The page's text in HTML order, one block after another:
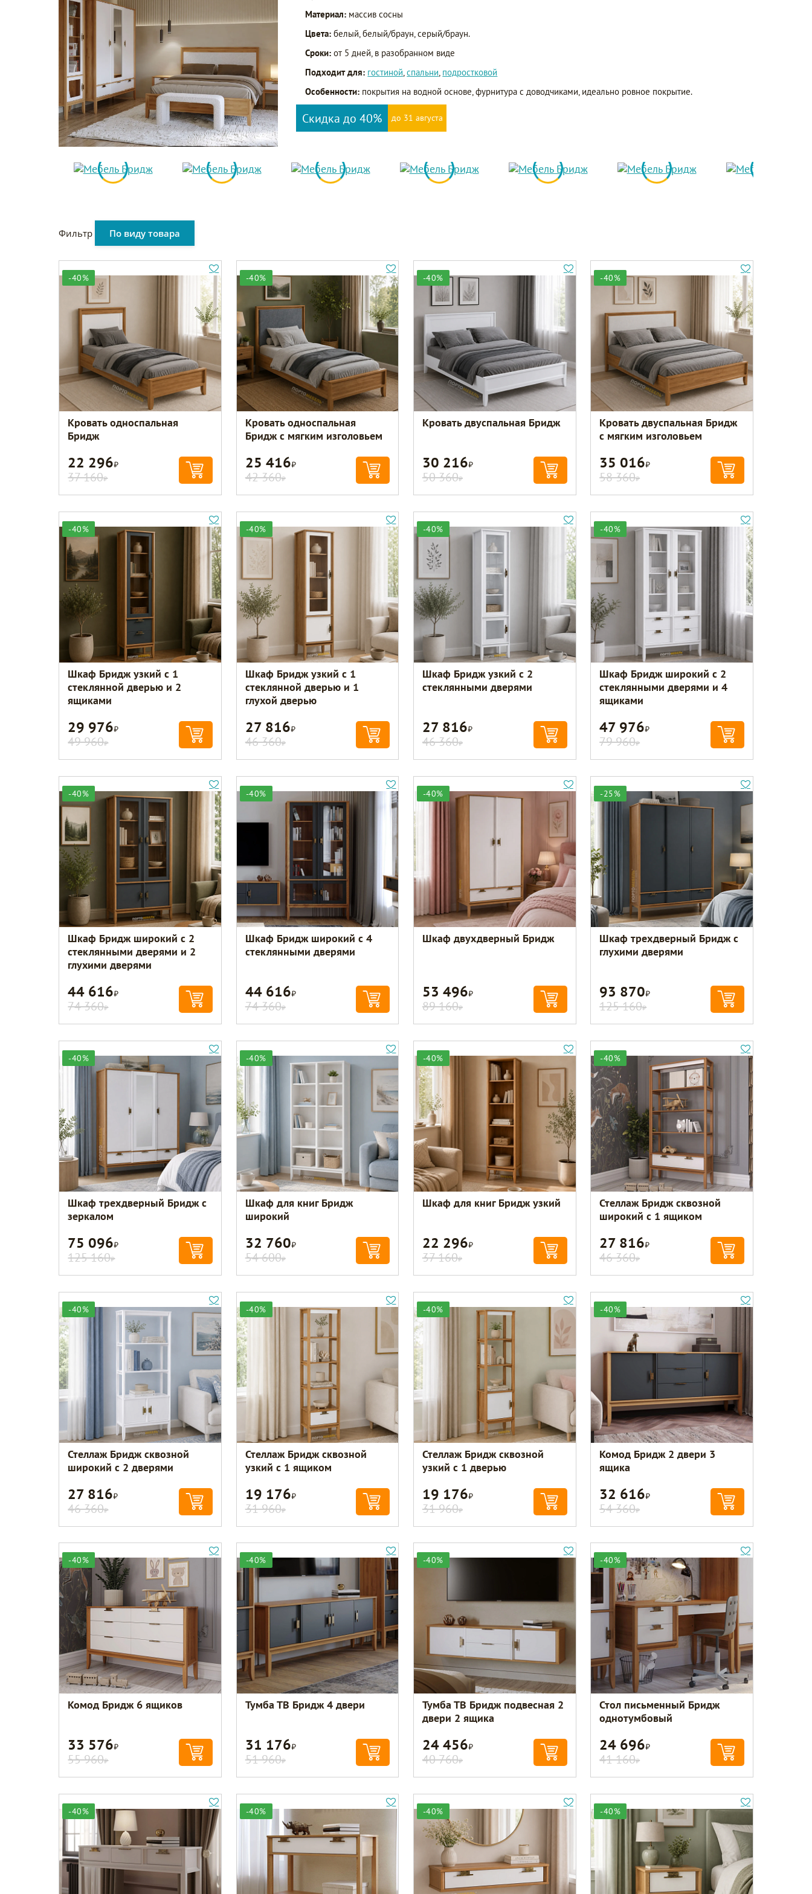
Материал: массив сосны
Цвета: белый, белый/браун, серый/браун.
Сроки: от 5 дней, в разобранном виде
Подходит для: гостиной,спальни, подростковой
Особенности: покрытия на водной основе, фурнитура с доводчиками, идеально ровное покрытие.
Скидка до 40% до 31 августа
Фильтр По виду товара
-40%
Кровать односпальная
Бридж
22 296Р
37 160Р
-40%
Кровать односпальная
Бридж с мягким изголовьем
25 416Р
42 360Р
-40%
Кровать двуспальная Бридж
30 216Р
50 360Р
-40%
Кровать двуспальная Бридж
с мягким изголовьем
35 016Р
58 360Р
-40%
Шкаф Бридж узкий с 1
стеклянной дверью и 2
ящиками
29 976Р
49 960Р
-40%
Шкаф Бридж узкий с 1
стеклянной дверью и 1
глухой дверью
27 816Р
46 360Р
-40%
Шкаф Бридж узкий с 2
стеклянными дверями
27 816Р
46 360Р
-40%
Шкаф Бридж широкий с 2
стеклянными дверями и 4
ящиками
47 976Р
79 960Р
-40%
Шкаф Бридж широкий с 2
стеклянными дверями и 2
глухими дверями
44 616Р
74 360Р
-40%
Шкаф Бридж широкий с 4
стеклянными дверями
44 616Р
74 360Р
-40%
Шкаф двухдверный Бридж
53 496Р
89 160Р
-25%
Шкаф трехдверный Бридж с
глухими дверями
93 870Р
125 160Р
-40%
Шкаф трехдверный Бридж с
зеркалом
75 096Р
125 160Р
-40%
Шкаф для книг Бридж
широкий
32 760Р
54 600Р
-40%
Шкаф для книг Бридж узкий
22 296Р
37 160Р
-40%
Стеллаж Бридж сквозной
широкий с 1 ящиком
27 816Р
46 360Р
-40%
Стеллаж Бридж сквозной
широкий с 2 дверями
27 816Р
46 360Р
-40%
Стеллаж Бридж сквозной
узкий с 1 ящиком
19 176Р
31 960Р
-40%
Стеллаж Бридж сквозной
узкий с 1 дверью
19 176Р
31 960Р
-40%
Комод Бридж 2 двери 3
ящика
32 616Р
54 360Р
-40%
Комод Бридж 6 ящиков
33 576Р
55 960Р
-40%
Тумба ТВ Бридж 4 двери
31 176Р
51 960Р
-40%
Тумба ТВ Бридж подвесная 2
двери 2 ящика
24 456Р
40 760Р
-40%
Стол письменный Бридж
однотумбовый
24 696Р
41 160Р
-40% -40% -40% -40%